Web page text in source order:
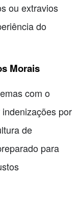
ou extravios
do
Morais
com o
por
de
para